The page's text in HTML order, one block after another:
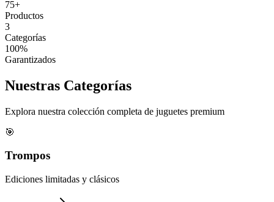
75+
Productos
3
Categorías
100%
Garantizados
Nuestras Categorías
Explora nuestra colección completa de juguetes premium
🎯
Trompos
Ediciones limitadas y clásicos